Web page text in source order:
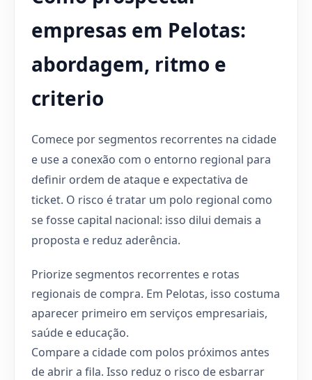
empresas em Pelotas:
abordagem, ritmo e
criterio
Comece por segmentos recorrentes na cidade
e use a conexão com o entorno regional para
definir ordem de ataque e expectativa de
ticket. O risco é tratar um polo regional como
se fosse capital nacional: isso dilui demais a
proposta e reduz aderência.
Priorize segmentos recorrentes e rotas
regionais de compra. Em Pelotas, isso costuma
aparecer primeiro em serviços empresariais,
saúde e educação.
Compare a cidade com polos próximos antes
de abrir a fila. Isso reduz o risco de esbarrar